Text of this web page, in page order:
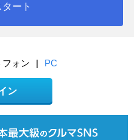
ート
フォン | PC
ン